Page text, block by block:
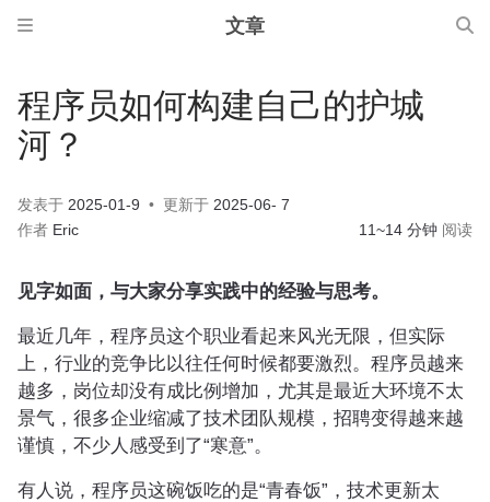
文章
程序员如何构建自己的护城
河？
发表于 2025-01-9 更新于 2025-06- 7
作者 Eric 11~14 分钟 阅读
见字如面，与大家分享实践中的经验与思考。
最近几年，程序员这个职业看起来风光无限，但实际
上，行业的竞争比以往任何时候都要激烈。程序员越来
越多，岗位却没有成比例增加，尤其是最近大环境不太
景气，很多企业缩减了技术团队规模，招聘变得越来越
谨慎，不少人感受到了“寒意”。
有人说，程序员这碗饭吃的是“青春饭”，技术更新太